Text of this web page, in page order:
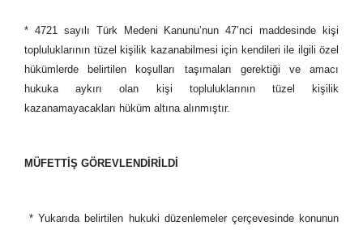
* 4721 sayılı Türk Medeni Kanunu’nun 47’nci maddesinde kişi
topluluklarının tüzel kişilik kazanabilmesi için kendileri ile ilgili özel
hükümlerde belirtilen koşulları taşımaları gerektiği ve amacı
hukuka aykırı olan kişi topluluklarının tüzel kişilik
kazanamayacakları hüküm altına alınmıştır.
MÜFETTİŞ GÖREVLENDİRİLDİ
* Yukarıda belirtilen hukuki düzenlemeler çerçevesinde konunun